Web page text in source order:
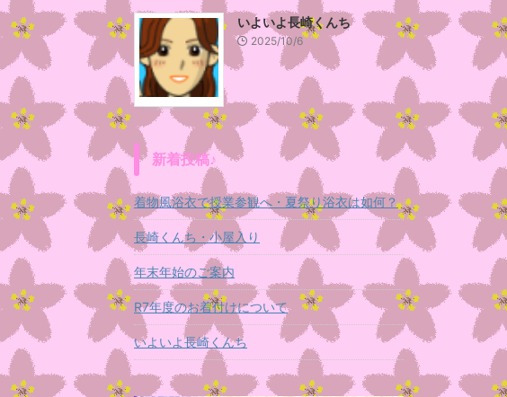
いよいよ長崎くんち
2025/10/6
新着投稿♪
着物風浴衣で授業参観へ・夏祭り浴衣は如何？
長崎くんち・小屋入り
年末年始のご案内
R7年度のお着付けについて
いよいよ長崎くんち